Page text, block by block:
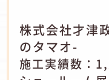
株式会社才津
のタマオ-
施工実績数：